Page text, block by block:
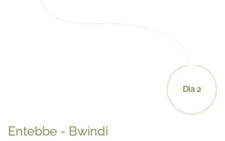
Dia 2
Entebbe - Bwindi